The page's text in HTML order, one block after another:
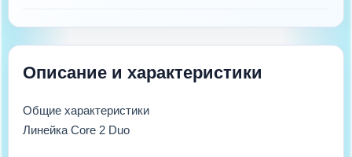
Описание и характеристики
Общие характеристики
Линейка Core 2 Duo